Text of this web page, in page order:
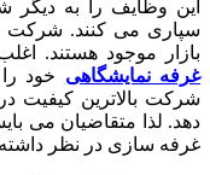
این وظایف را به
سپاری می کنند. شرکت
بازار موجود هستند.
غرفه نمایشگاهی خود
شرکت بالاترین کیفیت
دهد. لذا متقاضیان می
غرفه سازی در نظر داشته